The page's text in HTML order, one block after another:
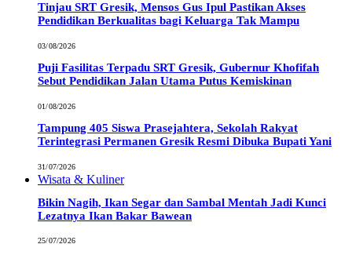
Tinjau SRT Gresik, Mensos Gus Ipul Pastikan Akses
Pendidikan Berkualitas bagi Keluarga Tak Mampu
03/08/2026
Puji Fasilitas Terpadu SRT Gresik, Gubernur Khofifah
Sebut Pendidikan Jalan Utama Putus Kemiskinan
01/08/2026
Tampung 405 Siswa Prasejahtera, Sekolah Rakyat
Terintegrasi Permanen Gresik Resmi Dibuka Bupati Yani
31/07/2026
Wisata & Kuliner
Bikin Nagih, Ikan Segar dan Sambal Mentah Jadi Kunci
Lezatnya Ikan Bakar Bawean
25/07/2026